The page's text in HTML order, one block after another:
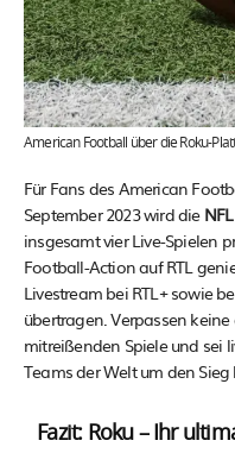
American Football über die Roku-
Für Fans des American
September 2023 wird dieNFL
insgesamt vier Live-Spielen
Football-Action auf RTL
Livestream bei RTL+ sowie
übertragen. Verpassen
mitreißenden Spiele und sei
Teams der Welt um den
Fazit: Roku – Ihr